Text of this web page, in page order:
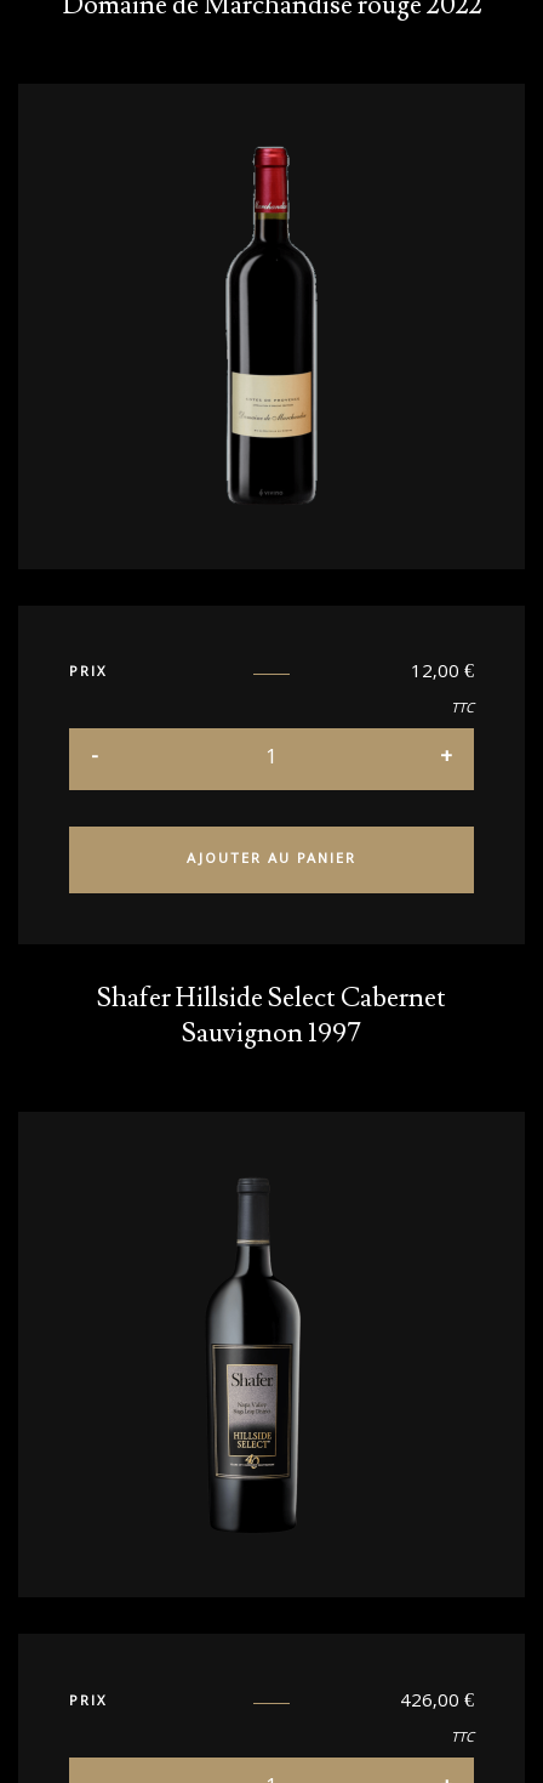
PRIX 12,00€
TTC
AJOUTER AU PANIER
Shafer Hillside Select Cabernet
Sauvignon 1997
PRIX 426,00€
TTC